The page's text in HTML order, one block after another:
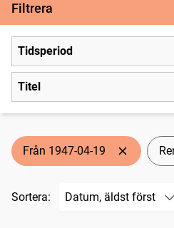
Filtrera
Tidsperiod
Titel
Från 1947-04-19
Sortera: